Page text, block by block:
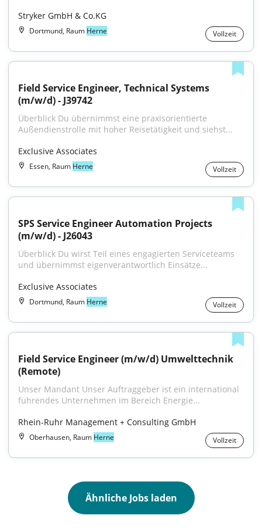
Stryker GmbH & Co.KG
Dortmund, Raum Herne Vollzeit
Field Service Engineer, Technical Systems
(m/w/d) - J39742
Überblick Du übernimmst eine praxisorientierte
Außendienstrolle mit hoher Reisetätigkeit und siehst...
Exclusive Associates
Essen, Raum Herne Vollzeit
SPS Service Engineer Automation Projects
(m/w/d) - J26043
Überblick Du wirst Teil eines engagierten Serviceteams
und übernimmst eigenverantwortlich Einsätze...
Exclusive Associates
Dortmund, Raum Herne Vollzeit
Field Service Engineer (m/w/d) Umwelttechnik
(Remote)
Unser Mandant Unser Auftraggeber ist ein international
führendes Unternehmen im Bereich Energie...
Rhein-Ruhr Management + Consulting GmbH
Oberhausen, Raum Herne Vollzeit
Ähnliche Jobs laden